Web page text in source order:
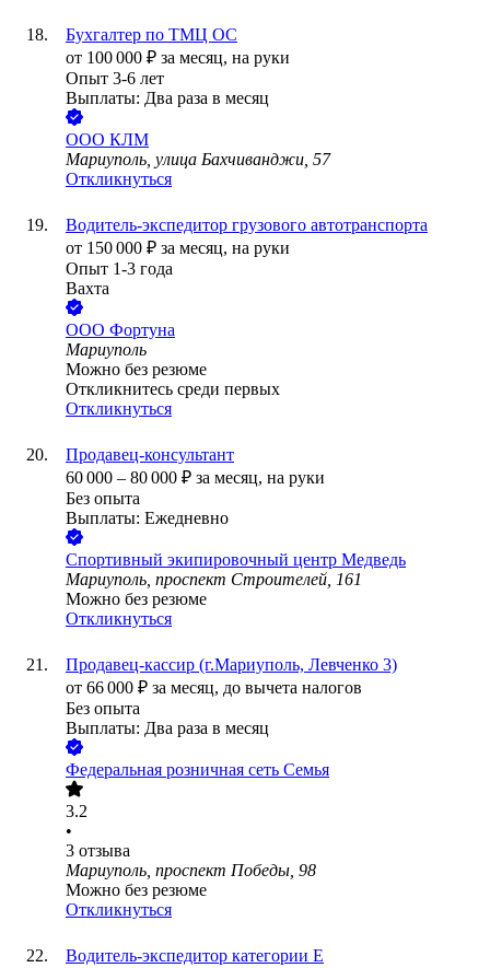
Бухгалтер по ТМЦ ОС
от 100 000 ₽ за месяц, на руки
Опыт 3-6 лет
Выплаты: Два раза в месяц
ООО КЛМ
Мариуполь, улица Бахчиванджи, 57
Откликнуться
Водитель-экспедитор грузового автотранспорта
от 150 000 ₽ за месяц, на руки
Опыт 1-3 года
Вахта
ООО Фортуна
Мариуполь
Можно без резюме
Откликнитесь среди первых
Откликнуться
Продавец-консультант
60 000 – 80 000 ₽ за месяц, на руки
Без опыта
Выплаты: Ежедневно
Спортивный экипировочный центр Медведь
Мариуполь, проспект Строителей, 161
Можно без резюме
Откликнуться
Продавец-кассир (г.Мариуполь, Левченко 3)
от 66 000 ₽ за месяц, до вычета налогов
Без опыта
Выплаты: Два раза в месяц
Федеральная розничная сеть Семья
3.2
•
3 отзыва
Мариуполь, проспект Победы, 98
Можно без резюме
Откликнуться
Водитель-экспедитор категории Е